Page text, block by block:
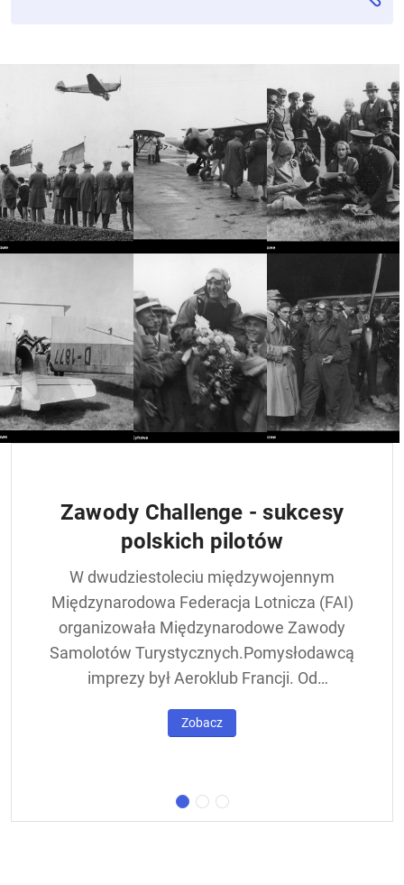
Zawody Challenge - sukcesy
polskich pilotów
W dwudziestoleciu międzywojennym
Międzynarodowa Federacja Lotnicza (FAI)
organizowała Międzynarodowe Zawody
Samolotów Turystycznych.Pomysłodawcą
imprezy był Aeroklub Francji. Od
de Tourisme – zawody nazywane były w
trasie znajdowała się m.in. Warszawa.
Zobacz